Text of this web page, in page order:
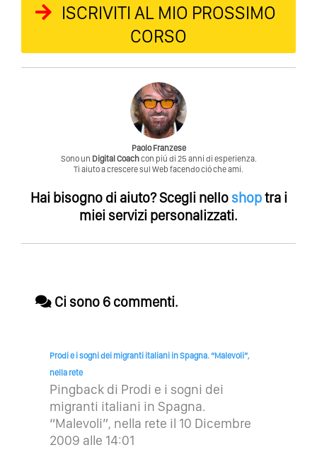
ISCRIVITI AL MIO PROSSIMO
CORSO
Paolo Franzese
Sono un Digital Coachcon piú di 25 anni di esperienza.
Ti aiuto a crescere sul Web facendo ció che ami.
Hai bisogno di aiuto?Scegli nello shoptra i
miei servizi personalizzati.
Ci sono 6 commenti.
Prodi e i sogni dei migranti italiani in Spagna. “Malevoli”,
nella rete
Pingback di Prodi e i sogni dei
migranti italiani in Spagna.
“Malevoli”, nella rete il 10 Dicembre
2009 alle 14:01